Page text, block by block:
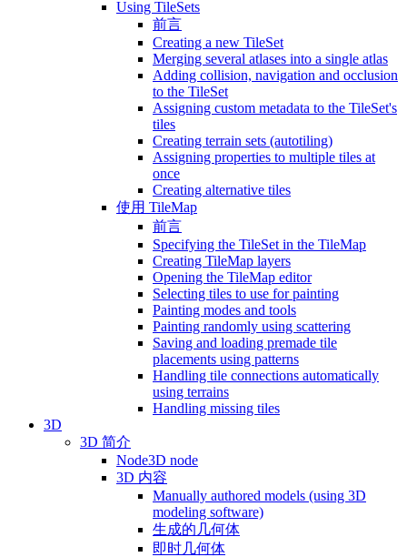
Using TileSets
前言
Creating a new TileSet
Merging several atlases into a single atlas
Adding collision, navigation and occlusion
to the TileSet
Assigning custom metadata to the TileSet's
tiles
Creating terrain sets (autotiling)
Assigning properties to multiple tiles at
once
Creating alternative tiles
使用 TileMap
前言
Specifying the TileSet in the TileMap
Creating TileMap layers
Opening the TileMap editor
Selecting tiles to use for painting
Painting modes and tools
Painting randomly using scattering
Saving and loading premade tile
placements using patterns
Handling tile connections automatically
using terrains
Handling missing tiles
3D
3D 简介
Node3D node
3D 内容
Manually authored models (using 3D
modeling software)
生成的几何体
即时几何体